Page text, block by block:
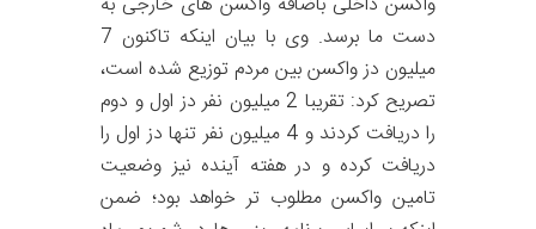
دست ما برسد. وی با بیان اینکه تاکنون 7
میلیون دز واکسن بین مردم توزیع شده است،
تصریح کرد: تقریبا 2 میلیون نفر دز اول و دوم
را دریافت کردند و 4 میلیون نفر تنها دز اول را
دریافت کرده و در هفته آینده نیز وضعیت
تامین واکسن مطلوب تر خواهد بود؛ ضمن